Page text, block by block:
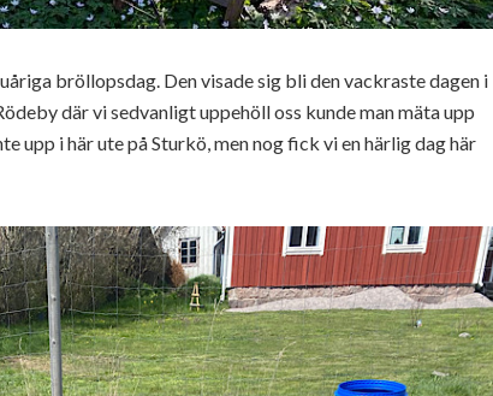
bröllopsdag. Den visade sig bli den vackraste dagen i
där vi sedvanligt uppehöll oss kunde man mäta upp
upp i här ute på Sturkö, men nog fick vi en härlig dag här